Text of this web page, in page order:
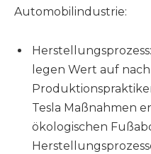
Automobilindustrie:
legen Wert auf
Tesla Maßnahmen
ökologischen